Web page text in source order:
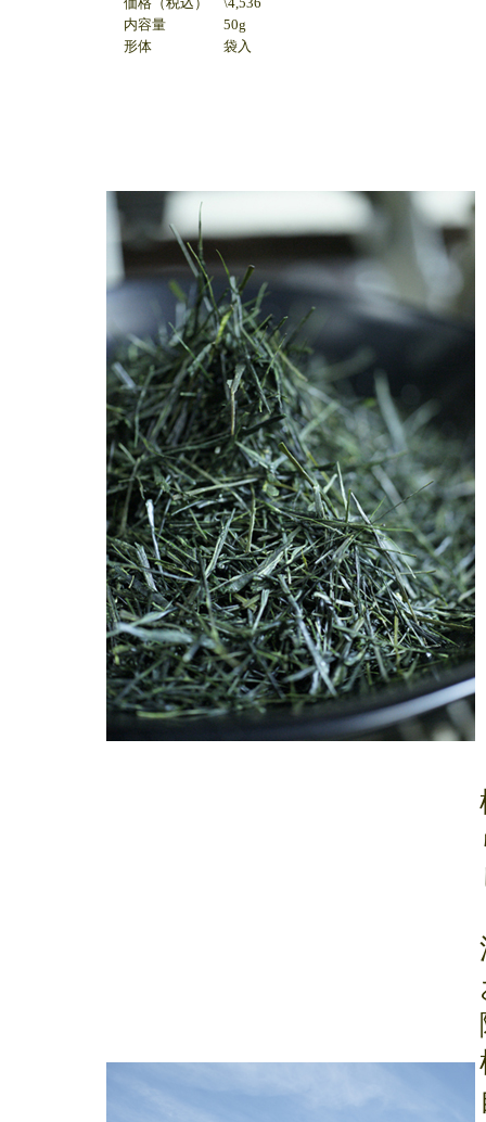
内容量
50g
形体
袋入